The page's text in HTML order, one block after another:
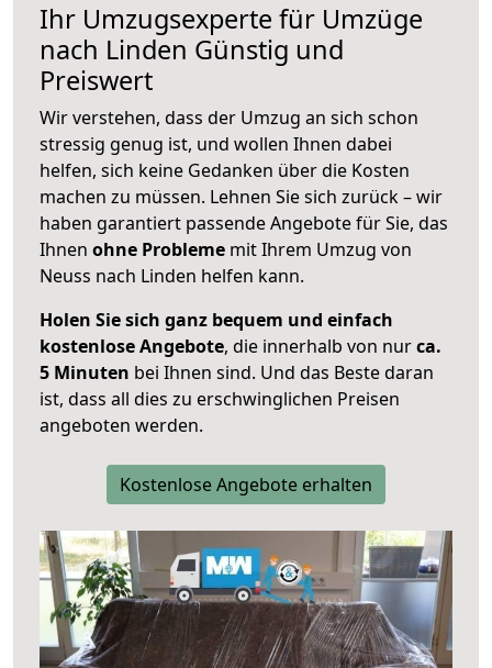
Ihr Umzugsexperte für Umzüge
nach Linden Günstig und
Preiswert
Wir verstehen, dass der Umzug an sich schon
stressig genug ist, und wollen Ihnen dabei
helfen, sich keine Gedanken über die Kosten
machen zu müssen. Lehnen Sie sich zurück – wir
haben garantiert passende Angebote für Sie, das
Ihnen ohne Probleme mit Ihrem Umzug von
Neuss nach Linden helfen kann.
Holen Sie sich ganz bequem und einfach
kostenlose Angebote, die innerhalb von nurca.
5 Minuten bei Ihnen sind. Und das Beste daran
ist, dass all dies zu erschwinglichen Preisen
angeboten werden.
Kostenlose Angebote erhalten